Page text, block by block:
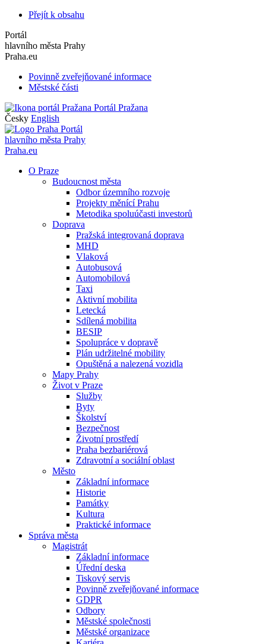
Přejít k obsahu
Portál
hlavního města Prahy
Praha.eu
Povinně zveřejňované informace
Městské části
Portál Pražana
Česky English
Portál
hlavního města Prahy
Praha.eu
O Praze
Budoucnost města
Odbor územního rozvoje
Projekty měnící Prahu
Metodika spoluúčasti investorů
Doprava
Pražská integrovaná doprava
MHD
Vlaková
Autobusová
Automobilová
Taxi
Aktivní mobilita
Letecká
Sdílená mobilita
BESIP
Spolupráce v dopravě
Plán udržitelné mobility
Opuštěná a nalezená vozidla
Mapy Prahy
Život v Praze
Služby
Byty
Školství
Bezpečnost
Životní prostředí
Praha bezbariérová
Zdravotní a sociální oblast
Město
Základní informace
Historie
Památky
Kultura
Praktické informace
Správa města
Magistrát
Základní informace
Úřední deska
Tiskový servis
Povinně zveřejňované informace
GDPR
Odbory
Městské společnosti
Městské organizace